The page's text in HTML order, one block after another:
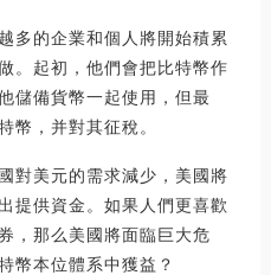
多的企業和個人將開始積累
。起初，他們會把比特幣作
儲備貨幣一起使用，但最
幣，并對其征稅。
對美元的需求減少，美國將
提供資金。如果人們更喜歡
，那么美國將面臨巨大危
幣本位體系中獲益？